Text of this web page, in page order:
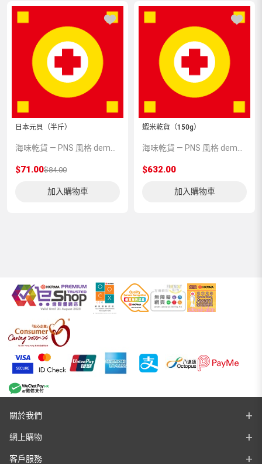
日本元貝（半斤）
$71.00$84.00
加入購物車
蝦米乾貨（150g）
$632.00
加入購物車
關於我們
網上購物
客戶服務